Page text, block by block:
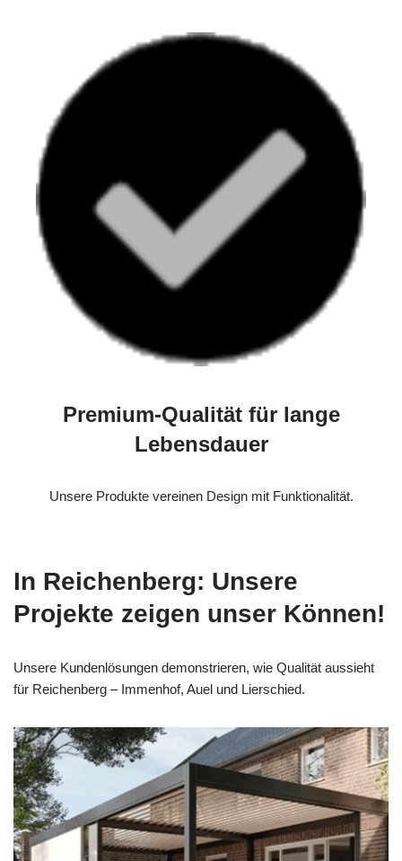
Premium-Qualität für lange
Lebensdauer
Unsere Produkte vereinen Design mit Funktionalität.
In Reichenberg: Unsere
Projekte zeigen unser Können!
Unsere Kundenlösungen demonstrieren, wie Qualität aussieht
für Reichenberg – Immenhof, Auel und Lierschied.